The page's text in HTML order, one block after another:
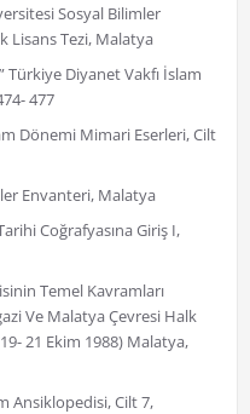
Sosyal Bilimler
Lisans Tezi, Malatya
Türkiye Diyanet Vakfı İslam
477
Dönemi Mimari Eserleri, Cilt
Envanteri, Malatya
Coğrafyasına Giriş I,
Temel Kavramları
Ve Malatya Çevresi Halk
21 Ekim 1988) Malatya,
Ansiklopedisi, Cilt 7,